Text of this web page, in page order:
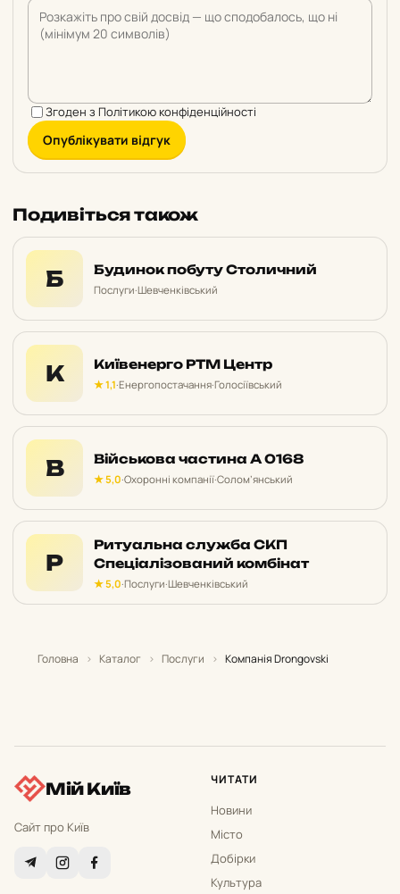
Згоден з Політикою конфіденційності
Опублікувати відгук
Подивіться також
Б Будинок побуту Столичний
Послуги·Шевченківський
К Київенерго РТМ Центр
★ 1,1·Енергопостачання·Голосіївський
В Військова частина А 0168
★ 5,0·Охоронні компанії·Солом’янський
Р
Ритуальна служба СКП
Спеціалізований комбінат
★ 5,0·Послуги·Шевченківський
Головна › Каталог › Послуги › Компанія Drongovski
Мій Київ
Сайт про Київ
ЧИТАТИ
Новини
Місто
Добірки
Культура